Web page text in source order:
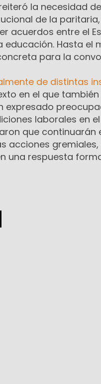
la necesidad
de la
acuerdos entre el
Hasta el
para la
de distintas
en el que
expresado
laborales en
que
acciones
una respuesta